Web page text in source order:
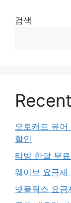
검색
오토캐드 뷰
할인
티빙 한달 무
웨이브 요금제
넷플릭스 요금